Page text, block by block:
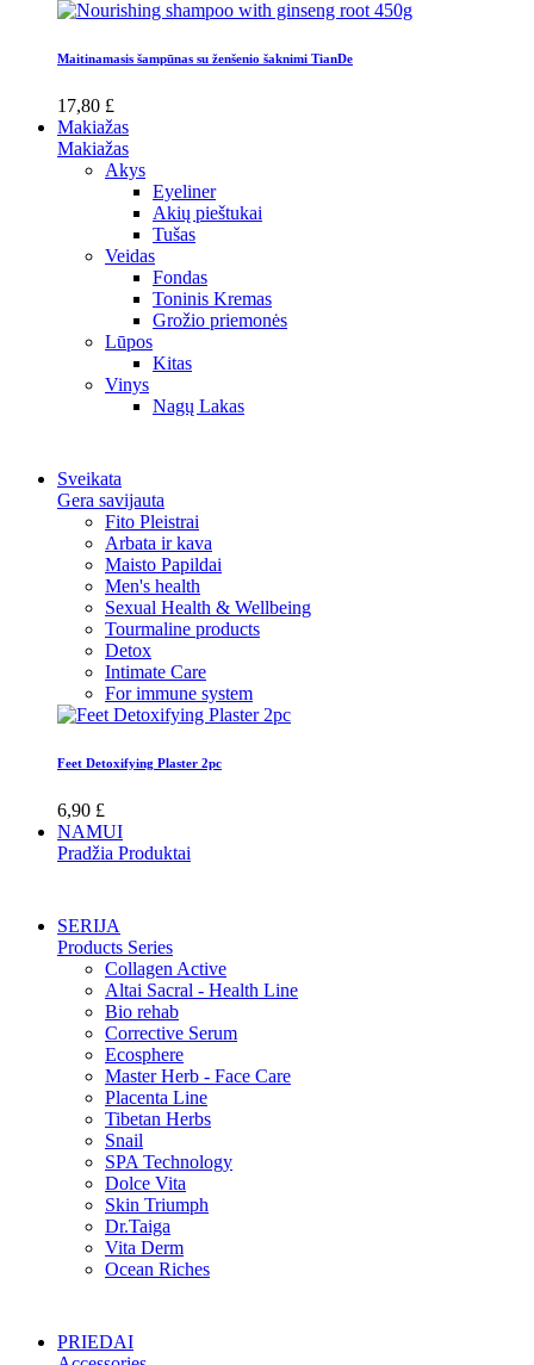
Maitinamasis šampūnas su ženšenio šaknimi TianDe
17,80 £
Makiažas
Makiažas
Akys
Eyeliner
Akių pieštukai
Tušas
Veidas
Fondas
Toninis Kremas
Grožio priemonės
Lūpos
Kitas
Vinys
Nagų Lakas
Sveikata
Gera savijauta
Fito Pleistrai
Arbata ir kava
Maisto Papildai
Men's health
Sexual Health & Wellbeing
Tourmaline products
Detox
Intimate Care
For immune system
Feet Detoxifying Plaster 2pc
6,90 £
NAMUI
Pradžia Produktai
SERIJA
Products Series
Collagen Active
Altai Sacral - Health Line
Bio rehab
Corrective Serum
Ecosphere
Master Herb - Face Care
Placenta Line
Tibetan Herbs
Snail
SPA Technology
Dolce Vita
Skin Triumph
Dr.Taiga
Vita Derm
Ocean Riches
PRIEDAI